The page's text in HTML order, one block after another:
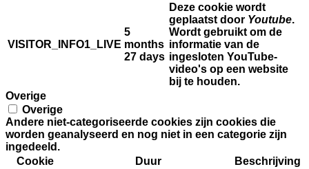
VISITOR_INFO1_LIVE
5
months
27 days
Deze cookie wordt
geplaatst door Youtube.
Wordt gebruikt om de
informatie van de
ingesloten YouTube-
video's op een website
bij te houden.
Overige
Overige
Andere niet-categoriseerde cookies zijn cookies die
worden geanalyseerd en nog niet in een categorie zijn
ingedeeld.
Cookie
Duur
Beschrijving